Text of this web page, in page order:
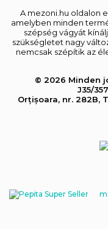
A mezoni.hu oldalon
amelyben minden
szépség vágyát
szükségletet nagy
nemcsak szépítik az
© 2026 Minden
J35/
Orțișoara, nr. 282B,